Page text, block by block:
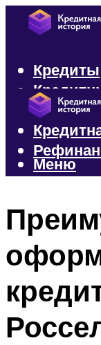
Кредиты
Меню